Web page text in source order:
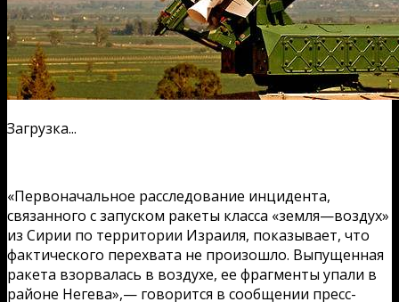
Загрузка...
«Первоначальное расследование инцидента,
связанного с запуском ракеты класса «земля—воздух»
из Сирии по территории Израиля, показывает, что
фактического перехвата не произошло. Выпущенная
ракета взорвалась в воздухе, ее фрагменты упали в
районе Негева»,— говорится в сообщении пресс-